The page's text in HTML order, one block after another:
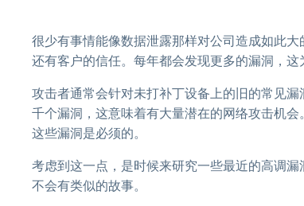
很少有事情能像数据泄露那样对公司造成如此
还有客户的信任。每年都会发现更多的漏洞，
攻击者通常会针对未打补丁设备上的旧的常见
千个漏洞，这意味着有大量潜在的网络攻击机
这些漏洞是必须的。
考虑到这一点，是时候来研究一些最近的高调
不会有类似的故事。